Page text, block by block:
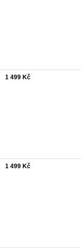
1 499 Kč
1 499 Kč